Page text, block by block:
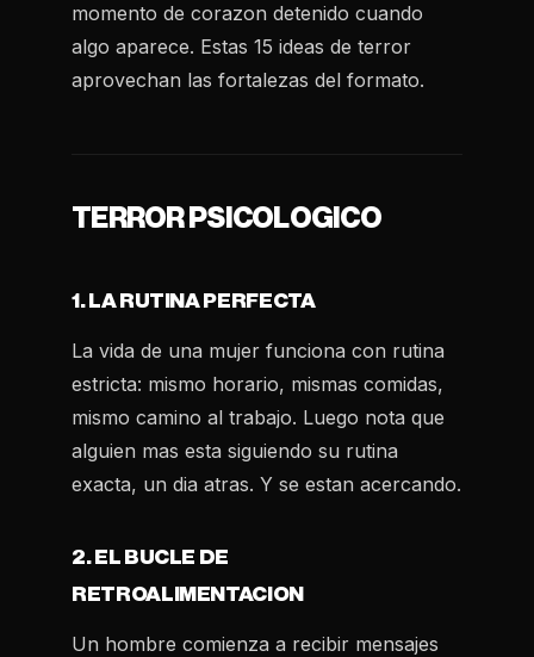
momento de corazon detenido cuando
algo aparece. Estas 15 ideas de terror
aprovechan las fortalezas del formato.
TERROR PSICOLOGICO
1. LA RUTINA PERFECTA
La vida de una mujer funciona con rutina
estricta: mismo horario, mismas comidas,
mismo camino al trabajo. Luego nota que
alguien mas esta siguiendo su rutina
exacta, un dia atras. Y se estan acercando.
2. EL BUCLE DE
RETROALIMENTACION
Un hombre comienza a recibir mensajes